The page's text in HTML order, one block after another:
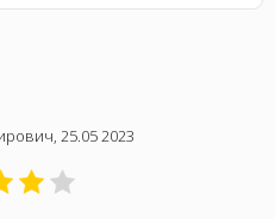
25.05 2023